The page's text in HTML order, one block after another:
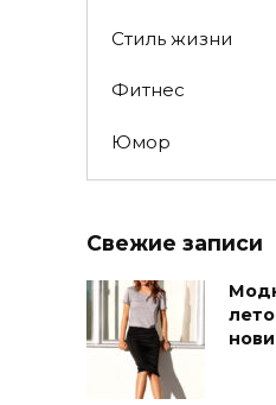
Стиль жизни
Фитнес
Юмор
Свежие записи